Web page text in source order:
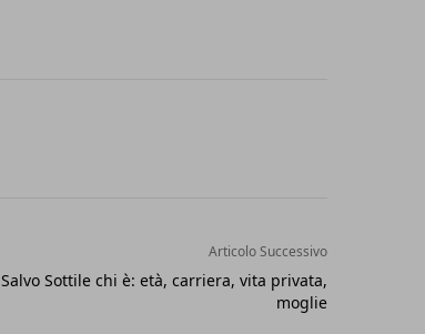
Articolo Successivo
Salvo Sottile chi è: età, carriera, vita privata,
moglie